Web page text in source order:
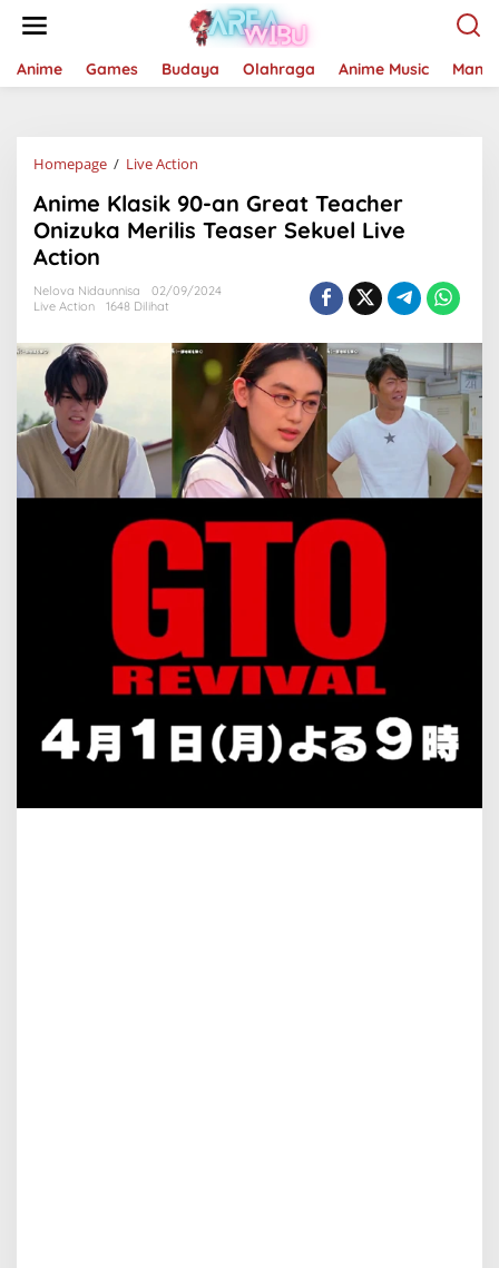
Anime Games Budaya Olahraga Anime Music
Homepage / Live Action
90-
an
Great
Onizuka
Sekuel
Live
Action
Anime Klasik 90-an Great Teacher
Onizuka Merilis Teaser Sekuel Live
Action
Nelova Nidaunnisa
02/09/2024
Live Action
1648 Dilihat